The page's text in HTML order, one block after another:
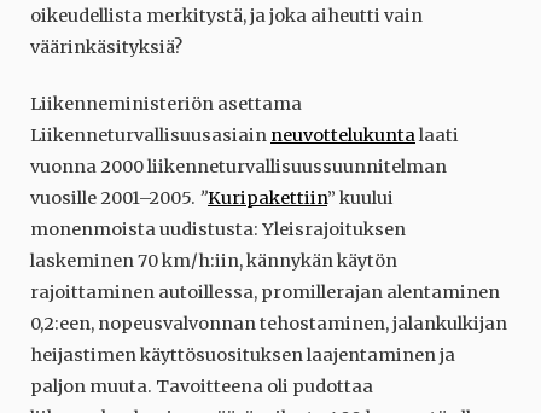
oikeudellista merkitystä, ja joka aiheutti vain
väärinkäsityksiä?
Liikenneministeriön asettama
Liikenneturvallisuusasiain neuvottelukuntalaati
vuonna 2000 liikenneturvallisuussuunnitelman
vuosille 2001–2005. ”Kuripakettiin” kuului
monenmoista uudistusta: Yleisrajoituksen
laskeminen 70 km/h:iin, kännykän käytön
rajoittaminen autoillessa, promillerajan alentaminen
0,2:een, nopeusvalvonnan tehostaminen, jalankulkijan
heijastimen käyttösuosituksen laajentaminen ja
paljon muuta. Tavoitteena oli pudottaa